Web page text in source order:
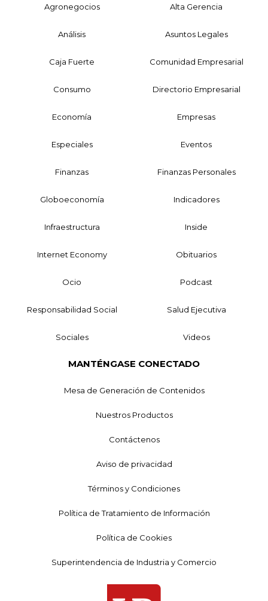
Agronegocios Alta Gerencia
Análisis Asuntos Legales
Caja Fuerte Comunidad Empresarial
Consumo Directorio Empresarial
Economía Empresas
Especiales Eventos
Finanzas Finanzas Personales
Globoeconomía Indicadores
Infraestructura Inside
Internet Economy Obituarios
Ocio Podcast
Responsabilidad Social Salud Ejecutiva
Sociales Videos
MANTÉNGASE CONECTADO
Mesa de Generación de Contenidos
Nuestros Productos
Contáctenos
Aviso de privacidad
Términos y Condiciones
Política de Tratamiento de Información
Política de Cookies
Superintendencia de Industria y Comercio